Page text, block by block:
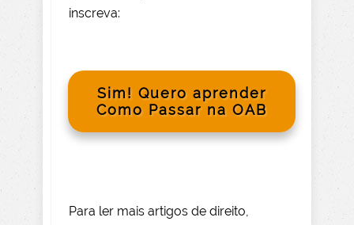
inscreva:
Sim! Quero aprender
Como Passar na OAB
Para ler mais artigos de direito,